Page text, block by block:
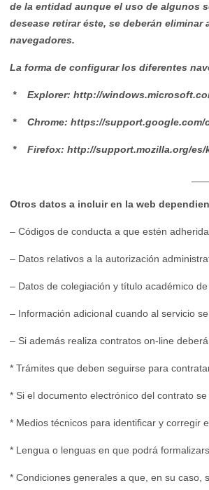
de la entidad aunque el uso de algunos
desease retirar éste, se deberán
navegadores.
La forma de configurar los diferentes
* Explorer: http://
* Chrome: https://support.google.com/
* Firefox: http://support.mozilla.org/es/
Otros datos a incluir en la web
– Códigos de conducta a que estén
– Datos relativos a la autorización
– Datos de colegiación y título académico
– Información adicional cuando al servicio
– Si además realiza contratos on-line
* Trámites que deben seguirse para
* Si el documento electrónico del contrato
* Medios técnicos para identificar y corregir
* Lengua o lenguas en que podrá
* Condiciones generales a que, en su caso,